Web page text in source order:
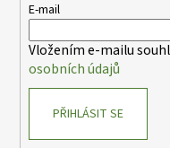
E-mail
Vložením e-mailu
osobních údajů
PŘIHLÁSIT SE